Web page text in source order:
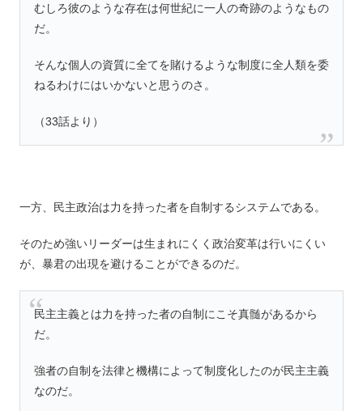
むしろ彼のような存在は何世紀に一人の奇跡のようなもの
だ。
そんな個人の資質に全てを賭けるような制度に全人類を委
ねるわけにはいかないと思うのさ。
（33話より）
一方、民主政治は力を持った者を自制するシステムである。
そのため強いリーダーは生まれにくく政治変革は行いにくい
が、暴君の出現を避けることができるのだ。
民主主義とは力を持った者の自制にこそ真髄があるから
だ。
強者の自制を法律と機構によって制度化したのが民主主義
なのだ。